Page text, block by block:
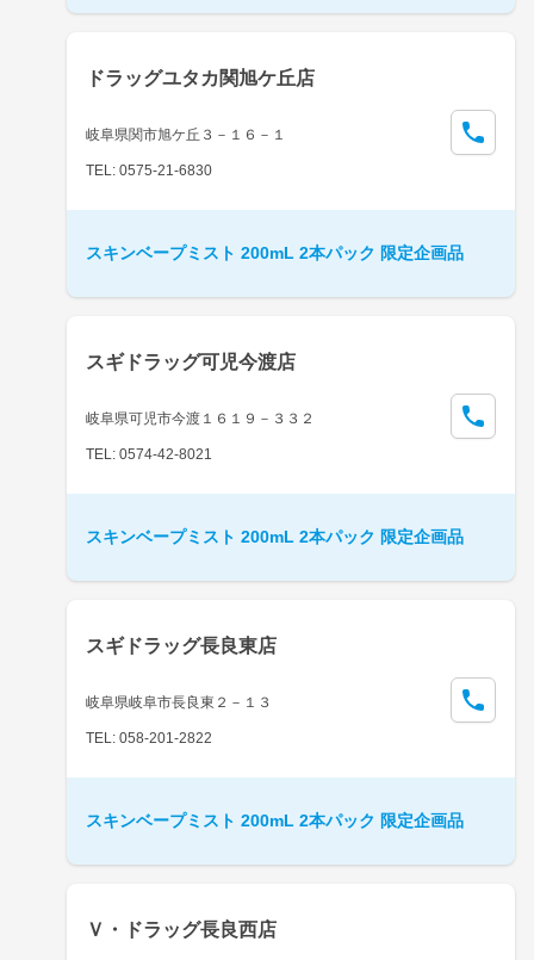
ドラッグユタカ関旭ケ丘店
岐阜県関市旭ケ丘３－１６－１
TEL: 0575-21-6830
スキンベープミスト 200mL 2本パック 限定企画品
スギドラッグ可児今渡店
岐阜県可児市今渡１６１９－３３２
TEL: 0574-42-8021
スキンベープミスト 200mL 2本パック 限定企画品
スギドラッグ長良東店
岐阜県岐阜市長良東２－１３
TEL: 058-201-2822
スキンベープミスト 200mL 2本パック 限定企画品
Ｖ・ドラッグ長良西店